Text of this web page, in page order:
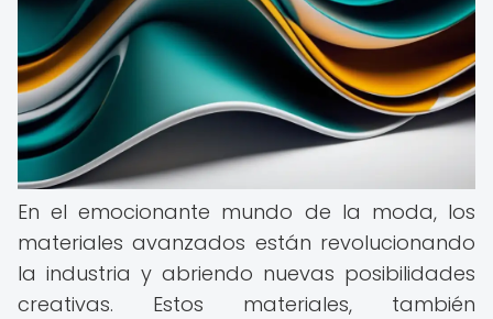
En el emocionante mundo de la moda, los
materiales avanzados están revolucionando
la industria y abriendo nuevas posibilidades
creativas. Estos materiales, también